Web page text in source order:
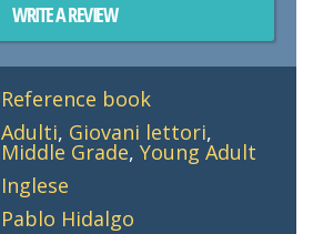
WRITE A REVIEW
Reference book
Adulti, Giovani lettori,
Middle Grade,Young Adult
Inglese
Pablo Hidalgo